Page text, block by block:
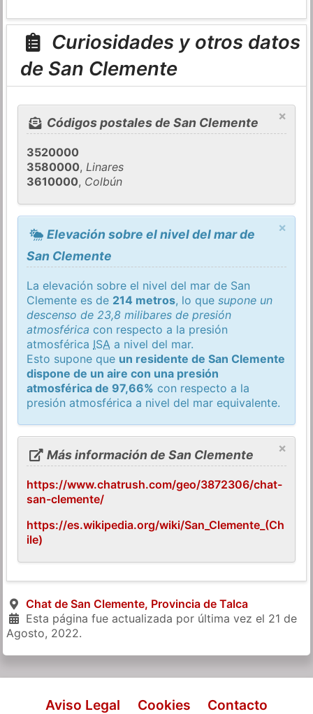
Curiosidades y otros datos
de San Clemente
×
Códigos postales de San Clemente
3520000
3580000,Linares
3610000, Colbún
×
Elevación sobre el nivel del mar de
San Clemente
La elevación sobre el nivel del mar de San
Clemente es de 214 metros, lo quesupone un
descenso de 23,8 milibares de presión
atmosférica con respecto a la presión
atmosférica ISA a nivel del mar.
Esto supone que un residente de San Clemente
dispone de un aire con una presión
atmosférica de 97,66% con respecto a la
presión atmosférica a nivel del mar equivalente.
×
Más información de San Clemente
https://www.chatrush.com/geo/3872306/chat-
san-clemente/
https://es.wikipedia.org/wiki/San_Clemente_(Ch
ile)
Chat de San Clemente, Provincia de Talca
Esta página fue actualizada por última vez el 21 de
Agosto, 2022.
Aviso Legal Cookies Contacto